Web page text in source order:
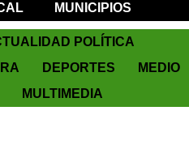
MUNICIPIOS
POLÍTICA
DEPORTES
MEDIO
MULTIMEDIA